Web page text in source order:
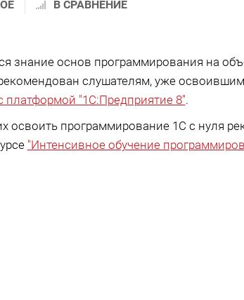
В СРАВНЕНИЕ
знание основ программирования на
слушателям, уже
платформой "1C:Предприятие 8".
освоить программирование 1С с нуля
"Интенсивное обучение